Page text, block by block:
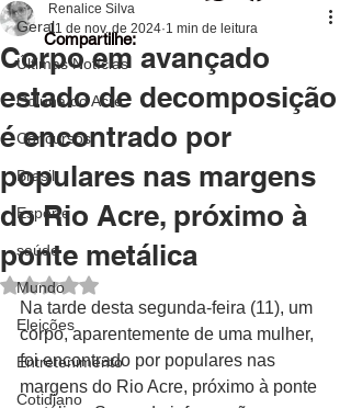
Geral
Últimas Notícias
Coluna do Acre
Concursos
Brasil
Esporte
saúde
Mundo
Eleições
Entretenimento
Cotidiano
Corpo em avançado
estado de decomposição
é encontrado por
populares nas margens
do Rio Acre, próximo à
ponte metálica
Renalice Silva
11 de nov. de 2024 1 min de leitura
Avaliado com NaN de 5 estrelas.
Na tarde desta segunda-feira (11), um
corpo, aparentemente de uma mulher,
foi encontrado por populares nas
margens do Rio Acre, próximo à ponte
Compartilhe: